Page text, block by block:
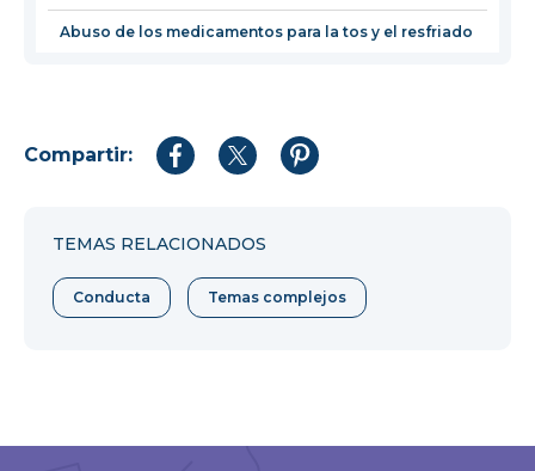
Abuso de los medicamentos para la tos y el resfriado
Compartir:
CompartirCompartirCompartir
TEMAS RELACIONADOS
Conducta Temas complejos